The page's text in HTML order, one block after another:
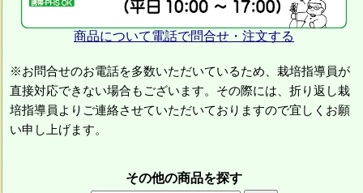
商品について電話で問合せ・注文する
※お問合せのお電話を多数いただいているため、栽培指導員が
直接対応できない場合もございます。その際には、折り返し栽
培指導員よりご連絡させていただいておりますので宜しくお願
い申し上げます。
その他の商品を探す